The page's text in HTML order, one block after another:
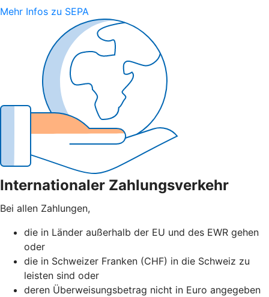
Mehr Infos zu SEPA
Internationaler Zahlungsverkehr
Bei allen Zahlungen,
die in Länder außerhalb der EU und des EWR gehen
oder
die in Schweizer Franken (CHF) in die Schweiz zu
leisten sind oder
deren Überweisungsbetrag nicht in Euro angegeben